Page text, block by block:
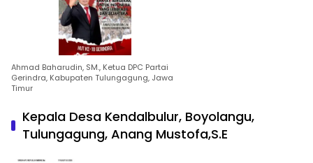
Ahmad Baharudin, SM., Ketua DPC Partai
Gerindra, Kabupaten Tulungagung, Jawa
Timur
Kepala Desa Kendalbulur, Boyolangu,
Tulungagung, Anang Mustofa,S.E